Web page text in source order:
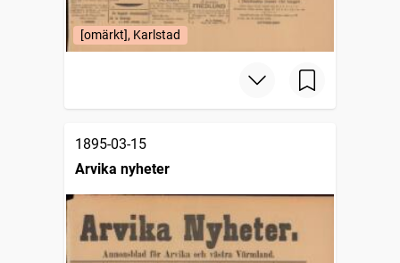
[omärkt], Karlstad
1895-03-15
Arvika nyheter